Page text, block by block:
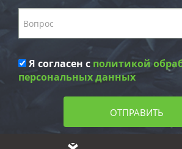
Я согласен с политикой
персональных данных
ОТПРАВИТЬ